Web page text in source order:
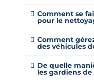
Comment se
pour le
Comment
des véhicules
De quelle
les gardiens